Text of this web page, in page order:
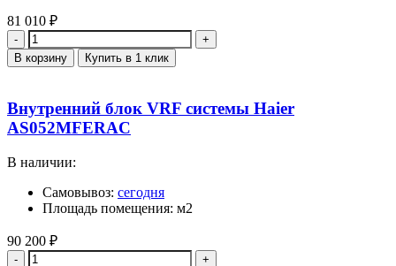
81 010 ₽
Количество
В корзину Купить в 1 клик
Внутренний блок VRF системы Haier
AS052MFERAC
В наличии:
Самовывоз: сегодня
Площадь помещения: м2
90 200 ₽
Количество